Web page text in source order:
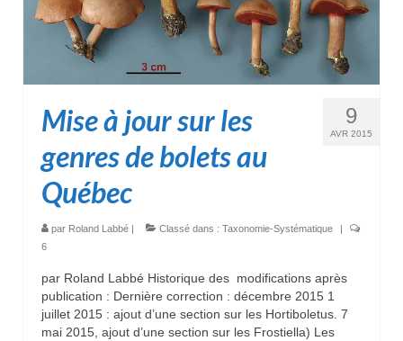
9
AVR 2015
Mise à jour sur les
genres de bolets au
Québec
par Roland Labbé | Classé dans : Taxonomie-Systématique
|
6
par Roland Labbé Historique des modifications après
publication : Dernière correction : décembre 2015 1
juillet 2015 : ajout d’une section sur les Hortiboletus. 7
mai 2015, ajout d’une section sur les Frostiella) Les